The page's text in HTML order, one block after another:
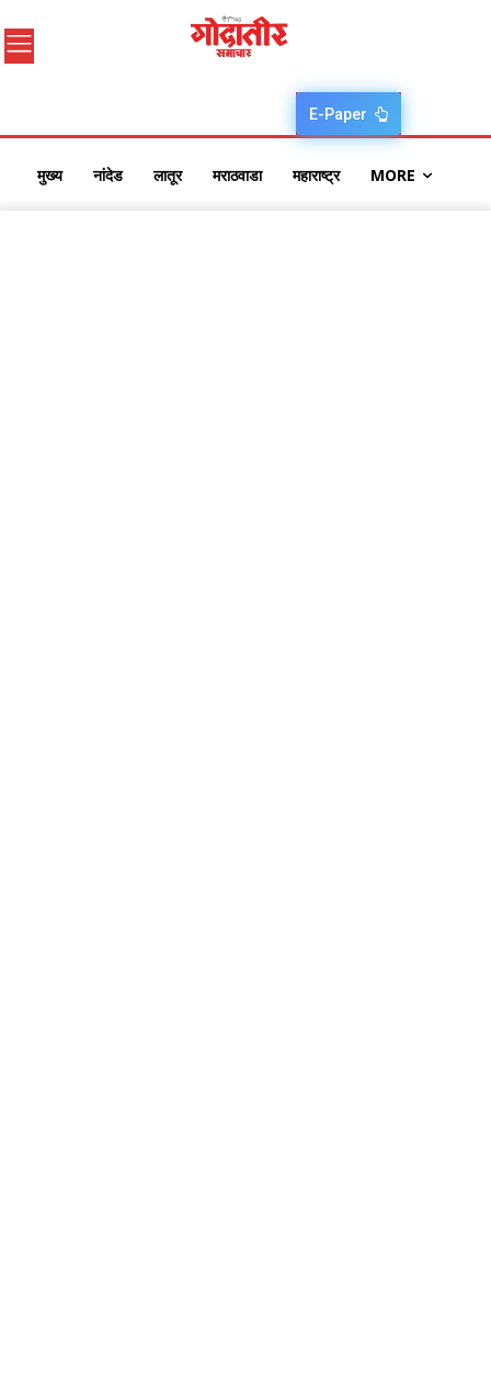
E-Paper
मुख्य नांदेड लातूर मराठवाडा महाराष्ट्र MORE